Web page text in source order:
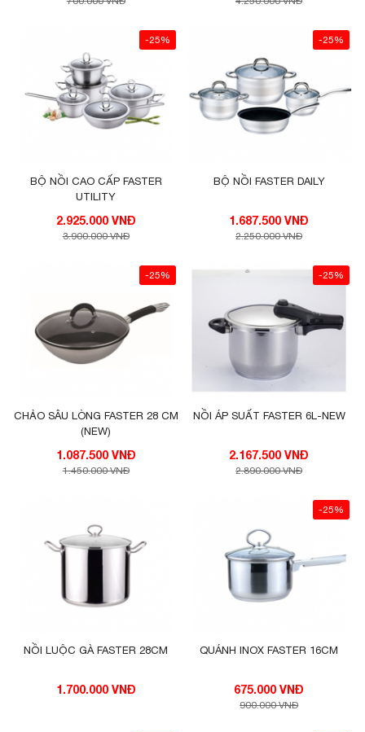
-25%
BỘ NỒI CAO CẤP FASTER
UTILITY
2.925.000 VNĐ
3.900.000 VNĐ
-25%
BỘ NỒI FASTER DAILY
1.687.500 VNĐ
2.250.000 VNĐ
-25%
CHẢO SÂU LÒNG FASTER 28 CM
(NEW)
1.087.500 VNĐ
1.450.000 VNĐ
-25%
NỒI ÁP SUẤT FASTER 6L-NEW
2.167.500 VNĐ
2.890.000 VNĐ
NỒI LUỘC GÀ FASTER 28CM
1.700.000 VNĐ
-25%
QUÁNH INOX FASTER 16CM
675.000 VNĐ
900.000 VNĐ